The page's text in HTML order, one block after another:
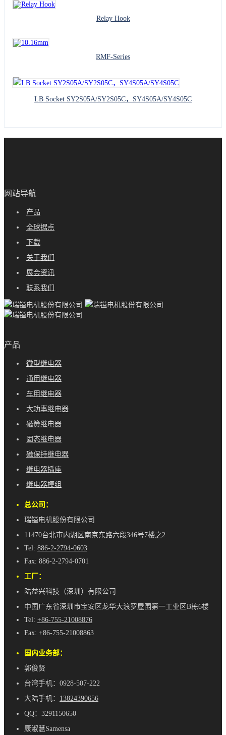
Relay Hook
RMF-Series
LB Socket SY2S05A/SY2S05C，SY4S05A/SY4S05C
网站导航
产品
全球据点
下载
关于我们
展会资讯
联系我们
产品
微型继电器
通用继电器
车用继电器
大功率继电器
磁簧继电器
固态继电器
磁保持继电器
继电器插座
继电器模组
总公司：
瑞镒电机股份有限公司
11470台北市内湖区南京东路六段346号7楼之2
Tel: 886-2-2794-0603
Fax: 886-2-2794-0701
工厂：
陆益兴科技（深圳）有限公司
中国广东省深圳市宝安区龙华大浪罗屋围第一工业区B栋6楼
Tel: +86-755-21008876
Fax: +86-755-21008863
国内业务部：
郭俊贤
台湾手机：0928-507-222
大陆手机： 13824390656
QQ：3291150650
康淑慧Samensa